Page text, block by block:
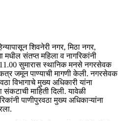
शिवनेरी नगर, मिठा नगर,
मधील संतप्त महिला व नागरिकांनी
11.00 सुमारास स्थानिक मनसे नगरसेवक
जमून पाण्याची मागणी केली. नगरसेवक
विभागाचे मुख्य अधिकारी यांना
माहिती दिली. यावेळी
पाणीपुरवठा मुख्य अधिकाऱ्यांना